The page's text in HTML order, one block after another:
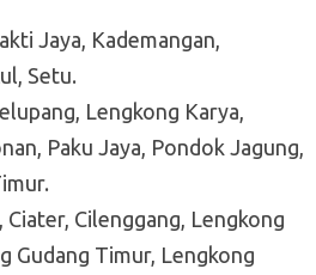
Jaya, Kademangan,
Setu.
Lengkong Karya,
Paku Jaya, Pondok Jagung,
Ciater, Cilenggang, Lengkong
Gudang Timur, Lengkong